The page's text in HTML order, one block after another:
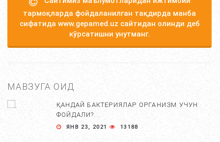
тармоқларда фойдаланилган тақдирда манба
сифатида www.gepamed.uz сайтидан олинди деб
кўрсатишни унутманг.
МАВЗУГА ОИД
ҚАНДАЙ БАКТЕРИЯЛАР ОРГАНИЗМ УЧУН
ФОЙДАЛИ?...
ЯНВ 23, 2021 13188